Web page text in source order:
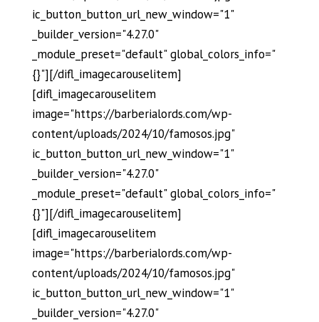
ic_button_button_url_new_window="1"
_builder_version="4.27.0"
_module_preset="default" global_colors_info="
{}"][/difl_imagecarouselitem]
[difl_imagecarouselitem
image="https://barberialords.com/wp-
content/uploads/2024/10/famosos.jpg"
ic_button_button_url_new_window="1"
_builder_version="4.27.0"
_module_preset="default" global_colors_info="
{}"][/difl_imagecarouselitem]
[difl_imagecarouselitem
image="https://barberialords.com/wp-
content/uploads/2024/10/famosos.jpg"
ic_button_button_url_new_window="1"
_builder_version="4.27.0"